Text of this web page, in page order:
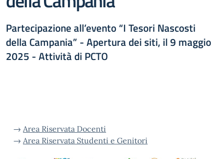
Partecipazione all’evento “I Tesori Nascosti
della Campania” - Apertura dei siti, il 9 maggio
2025 - Attività di PCTO
→ Area Riservata Docenti
→ Area Riservata Studenti e Genitori